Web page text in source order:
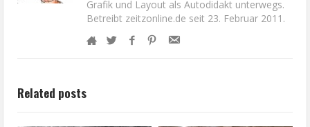
Grafik und Layout als Autodidakt unterwegs.
Betreibt zeitzonline.de seit 23. Februar 2011.
Related posts